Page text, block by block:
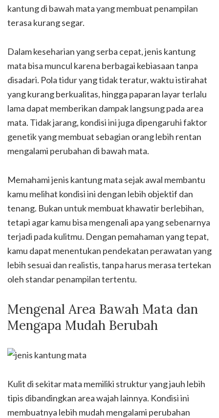
kantung di bawah mata yang membuat penampilan
terasa kurang segar.
Dalam keseharian yang serba cepat, jenis kantung
mata bisa muncul karena berbagai kebiasaan tanpa
disadari. Pola tidur yang tidak teratur, waktu istirahat
yang kurang berkualitas, hingga paparan layar terlalu
lama dapat memberikan dampak langsung pada area
mata. Tidak jarang, kondisi ini juga dipengaruhi faktor
genetik yang membuat sebagian orang lebih rentan
mengalami perubahan di bawah mata.
Memahami jenis kantung mata sejak awal membantu
kamu melihat kondisi ini dengan lebih objektif dan
tenang. Bukan untuk membuat khawatir berlebihan,
tetapi agar kamu bisa mengenali apa yang sebenarnya
terjadi pada kulitmu. Dengan pemahaman yang tepat,
kamu dapat menentukan pendekatan perawatan yang
lebih sesuai dan realistis, tanpa harus merasa tertekan
oleh standar penampilan tertentu.
Mengenal Area Bawah Mata dan
Mengapa Mudah Berubah
Kulit di sekitar mata memiliki struktur yang jauh lebih
tipis dibandingkan area wajah lainnya. Kondisi ini
membuatnya lebih mudah mengalami perubahan